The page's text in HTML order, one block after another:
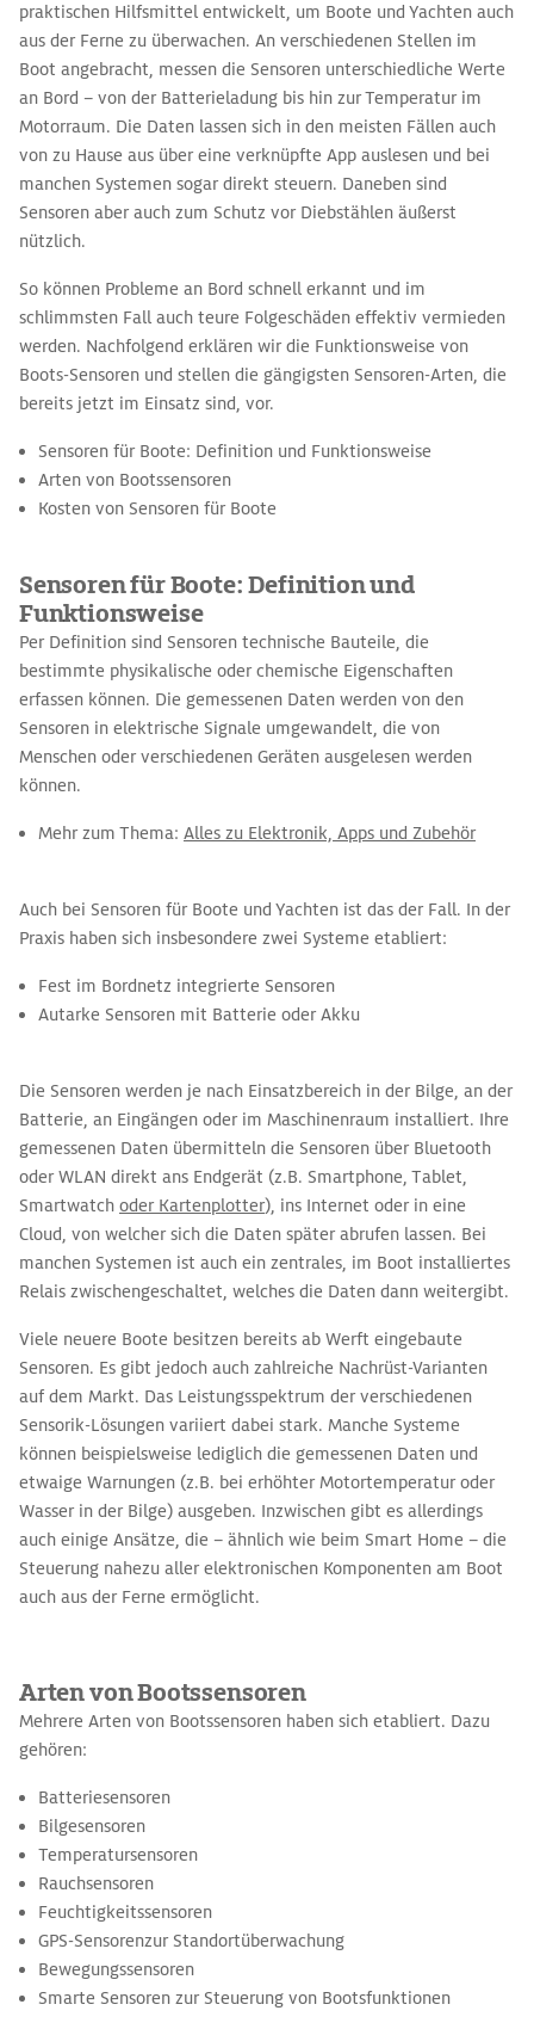
praktischen Hilfsmittel entwickelt, um Boote und Yachten auch
aus der Ferne zu überwachen. An verschiedenen Stellen im
Boot angebracht, messen die Sensoren unterschiedliche Werte
an Bord – von der Batterieladung bis hin zur Temperatur im
Motorraum. Die Daten lassen sich in den meisten Fällen auch
von zu Hause aus über eine verknüpfte App auslesen und bei
manchen Systemen sogar direkt steuern. Daneben sind
Sensoren aber auch zum Schutz vor Diebstählen äußerst
nützlich.
So können Probleme an Bord schnell erkannt und im
schlimmsten Fall auch teure Folgeschäden effektiv vermieden
werden. Nachfolgend erklären wir die Funktionsweise von
Boots-Sensoren und stellen die gängigsten Sensoren-Arten, die
bereits jetzt im Einsatz sind, vor.
Sensoren für Boote: Definition und Funktionsweise
Arten von Bootssensoren
Kosten von Sensoren für Boote
Sensoren für Boote: Definition und
Funktionsweise
Per Definition sind Sensoren technische Bauteile, die
bestimmte physikalische oder chemische Eigenschaften
erfassen können. Die gemessenen Daten werden von den
Sensoren in elektrische Signale umgewandelt, die von
Menschen oder verschiedenen Geräten ausgelesen werden
können.
Mehr zum Thema: Alles zu Elektronik, Apps und Zubehör
Auch bei Sensoren für Boote und Yachten ist das der Fall. In der
Praxis haben sich insbesondere zwei Systeme etabliert:
Fest im Bordnetz integrierte Sensoren
Autarke Sensoren mit Batterie oder Akku
Die Sensoren werden je nach Einsatzbereich in der Bilge, an der
Batterie, an Eingängen oder im Maschinenraum installiert. Ihre
gemessenen Daten übermitteln die Sensoren über Bluetooth
oder WLAN direkt ans Endgerät (z.B. Smartphone, Tablet,
Smartwatch oder Kartenplotter), ins Internet oder in eine
Cloud, von welcher sich die Daten später abrufen lassen. Bei
manchen Systemen ist auch ein zentrales, im Boot installiertes
Relais zwischengeschaltet, welches die Daten dann weitergibt.
Viele neuere Boote besitzen bereits ab Werft eingebaute
Sensoren. Es gibt jedoch auch zahlreiche Nachrüst-Varianten
auf dem Markt. Das Leistungsspektrum der verschiedenen
Sensorik-Lösungen variiert dabei stark. Manche Systeme
können beispielsweise lediglich die gemessenen Daten und
etwaige Warnungen (z.B. bei erhöhter Motortemperatur oder
Wasser in der Bilge) ausgeben. Inzwischen gibt es allerdings
auch einige Ansätze, die – ähnlich wie beim Smart Home – die
Steuerung nahezu aller elektronischen Komponenten am Boot
auch aus der Ferne ermöglicht.
Arten von Bootssensoren
Mehrere Arten von Bootssensoren haben sich etabliert. Dazu
gehören:
Batteriesensoren
Bilgesensoren
Temperatursensoren
Rauchsensoren
Feuchtigkeitssensoren
GPS-Sensorenzur Standortüberwachung
Bewegungssensoren
Smarte Sensoren zur Steuerung von Bootsfunktionen